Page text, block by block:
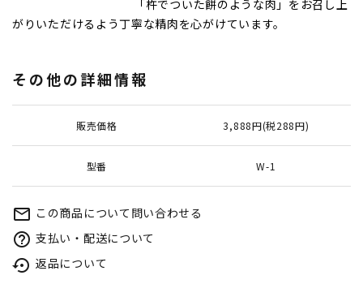
「杵でついた餅のような肉」をお召し上
がりいただけるよう丁寧な精肉を心がけています。
その他の詳細情報
販売価格 3,888円(税288円)
型番 W-1
mail_outline この商品について問い合わせる
help_outline 支払い・配送について
settings_backup_restore 返品について